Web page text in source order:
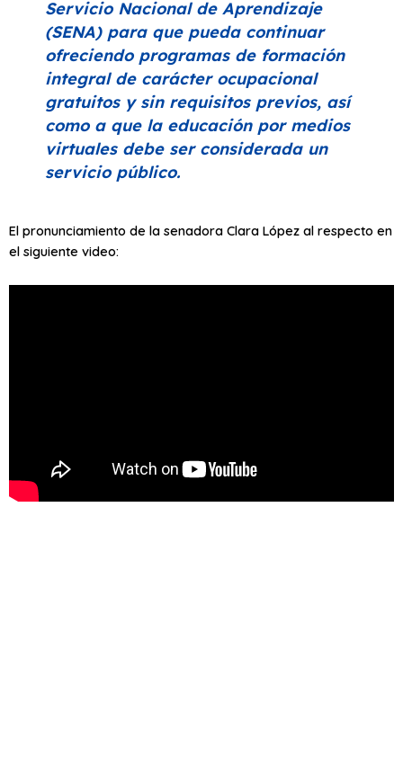
Servicio Nacional de Aprendizaje
(SENA) para que pueda continuar
ofreciendo programas de formación
integral de carácter ocupacional
gratuitos y sin requisitos previos, así
como a que la educación por medios
virtuales debe ser considerada un
servicio público.
El pronunciamiento de la senadora Clara López al respecto en
el siguiente video: